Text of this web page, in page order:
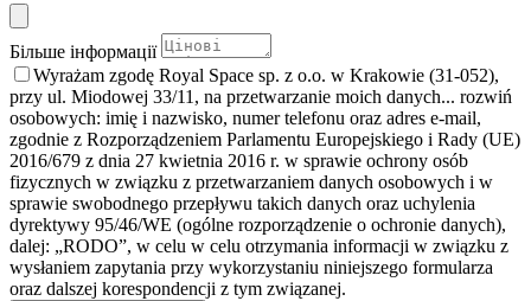
Більше інформації
Wyrażam zgodę Royal Space sp. z o.o. w Krakowie (31-052),
przy ul. Miodowej 33/11, na przetwarzanie moich danych... rozwiń
osobowych: imię i nazwisko, numer telefonu oraz adres e-mail,
zgodnie z Rozporządzeniem Parlamentu Europejskiego i Rady (UE)
2016/679 z dnia 27 kwietnia 2016 r. w sprawie ochrony osób
fizycznych w związku z przetwarzaniem danych osobowych i w
sprawie swobodnego przepływu takich danych oraz uchylenia
dyrektywy 95/46/WE (ogólne rozporządzenie o ochronie danych),
dalej: „RODO”, w celu w celu otrzymania informacji w związku z
wysłaniem zapytania przy wykorzystaniu niniejszego formularza
oraz dalszej korespondencji z tym związanej.